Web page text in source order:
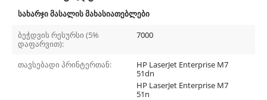
სახარჯი მასალის მახასიათებლები
ბეჭდვის რესურსი (5%
დაფარვით):
7000
თავსებადი პრინტერთან:
HP LaserJet Enterprise M7
51dn
HP LaserJet Enterprise M7
51n